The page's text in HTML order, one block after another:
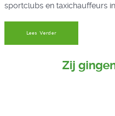
sportclubs en taxichauffeurs in
Lees Verder
Zij